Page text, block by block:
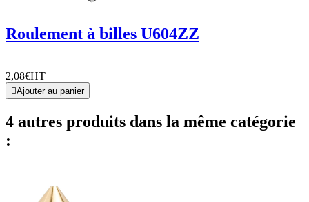
Roulement à billes U604ZZ
2,08€HT
Ajouter au panier
4 autres produits dans la même catégorie
: